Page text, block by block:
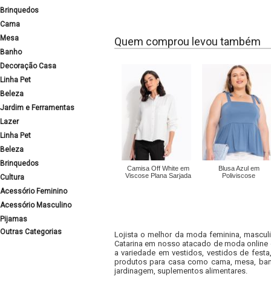
Brinquedos
Cama
Mesa
Banho
Decoração Casa
Linha Pet
Beleza
Jardim e Ferramentas
Lazer
Linha Pet
Beleza
Brinquedos
Cultura
Acessório Feminino
Acessório Masculino
Pijamas
Outras Categorias
Quem comprou levou também
Camisa Off White em
Viscose Plana Sarjada
Blusa Azul em
Poliviscose
Lojista o melhor da moda feminina,
Catarina em nosso atacado de moda
a variedade em vestidos, vestidos de
produtos para casa como cama, mesa,
jardinagem, suplementos alimentares.